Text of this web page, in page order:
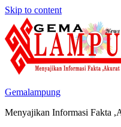
Skip to content
Gemalampung
Menyajikan Informasi Fakta